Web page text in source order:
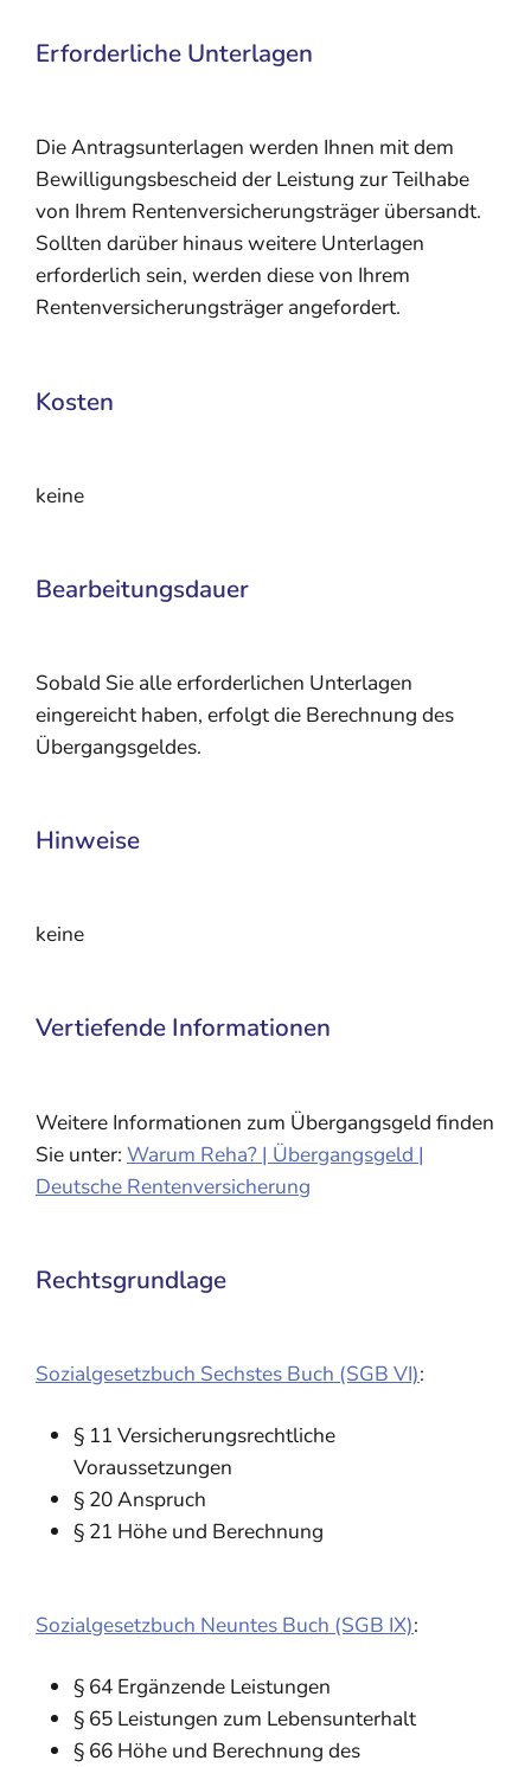
Erforderliche Unterlagen
Die Antragsunterlagen werden Ihnen mit dem
Bewilligungsbescheid der Leistung zur Teilhabe
von Ihrem Rentenversicherungsträger übersandt.
Sollten darüber hinaus weitere Unterlagen
erforderlich sein, werden diese von Ihrem
Rentenversicherungsträger angefordert.
Kosten
keine
Bearbeitungsdauer
Sobald Sie alle erforderlichen Unterlagen
eingereicht haben, erfolgt die Berechnung des
Übergangsgeldes.
Hinweise
keine
Vertiefende Informationen
Weitere Informationen zum Übergangsgeld finden
Sie unter: Warum Reha? | Übergangsgeld |
Deutsche Rentenversicherung
Rechtsgrundlage
Sozialgesetzbuch Sechstes Buch (SGB VI):
§ 11 Versicherungsrechtliche
Voraussetzungen
§ 20 Anspruch
§ 21 Höhe und Berechnung
Sozialgesetzbuch Neuntes Buch (SGB IX):
§ 64 Ergänzende Leistungen
§ 65 Leistungen zum Lebensunterhalt
§ 66 Höhe und Berechnung des